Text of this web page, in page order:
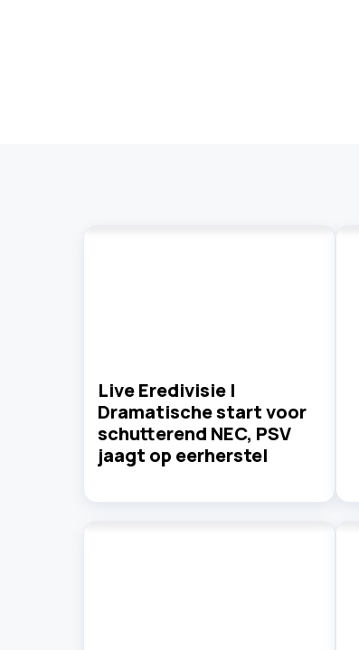
Live Eredivisie |
Dramatische start voor
schutterend NEC, PSV
jaagt op eerherstel